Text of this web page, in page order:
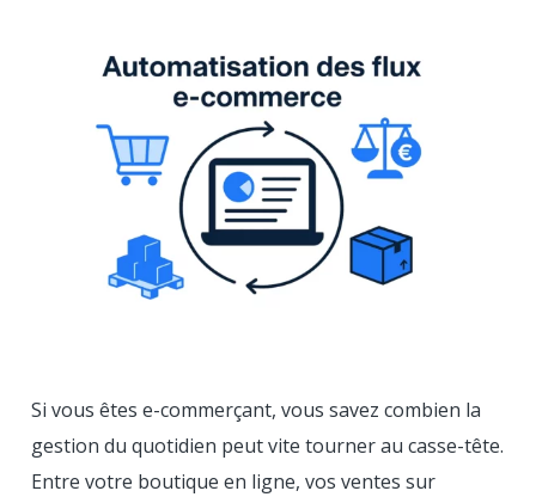
Si vous êtes e-commerçant, vous savez combien la
gestion du quotidien peut vite tourner au casse-tête.
Entre votre boutique en ligne, vos ventes sur